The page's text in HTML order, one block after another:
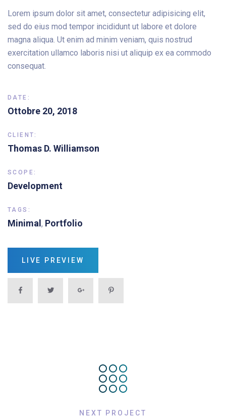
Lorem ipsum dolor sit amet, consectetur adipisicing elit,
sed do eius mod tempor incididunt ut labore et dolore
magna aliqua. Ut enim ad minim veniam, quis nostrud
exercitation ullamco laboris nisi ut aliquip ex ea commodo
consequat.
DATE:
Ottobre 20, 2018
CLIENT:
Thomas D. Williamson
SCOPE:
Development
TAGS:
Minimal , Portfolio
LIVE PREVIEW
NEXT PROJECT